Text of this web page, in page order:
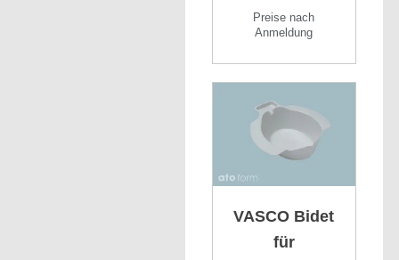
Preise nach
Anmeldung
VASCO Bidet
für